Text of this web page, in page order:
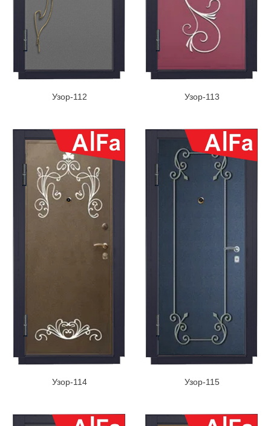
Узор-112 Узор-113
Узор-114 Узор-115